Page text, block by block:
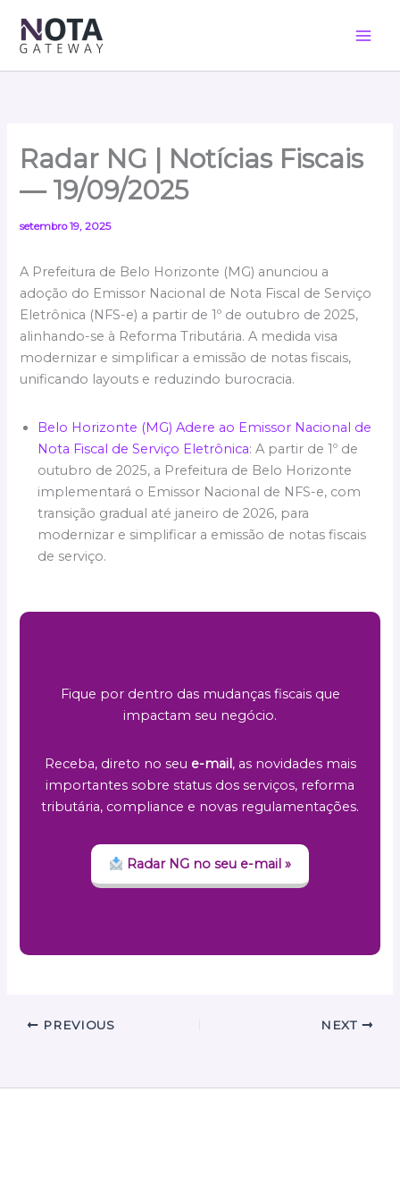
para
conteúdo
Radar NG | Notícias Fiscais
— 19/09/2025
setembro 19, 2025
A Prefeitura de Belo Horizonte (MG) anunciou a
adoção do Emissor Nacional de Nota Fiscal de Serviço
Eletrônica (NFS-e) a partir de 1º de outubro de 2025,
alinhando-se à Reforma Tributária. A medida visa
modernizar e simplificar a emissão de notas fiscais,
unificando layouts e reduzindo burocracia.
Belo Horizonte (MG) Adere ao Emissor Nacional de
Nota Fiscal de Serviço Eletrônica: A partir de 1º de
outubro de 2025, a Prefeitura de Belo Horizonte
implementará o Emissor Nacional de NFS-e, com
transição gradual até janeiro de 2026, para
modernizar e simplificar a emissão de notas fiscais
de serviço.
Fique por dentro das mudanças fiscais que
impactam seu negócio.
Receba, direto no seu e-mail, as novidades mais
importantes sobre status dos serviços, reforma
tributária, compliance e novas regulamentações.
Radar NG no seu e-mail »
PREVIOUS NEXT